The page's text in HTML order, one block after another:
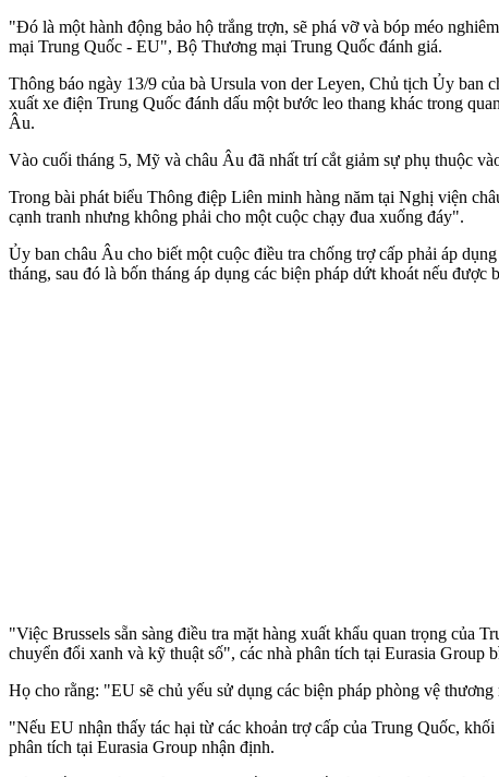
"Đó là một hành động bảo hộ trắng trợn, sẽ phá vỡ và bóp méo
mại Trung Quốc - EU", Bộ Thương mại Trung Quốc đánh giá.
Thông báo ngày 13/9 của bà Ursula von der Leyen, Chủ tịch Ủy ban
xuất xe điện Trung Quốc đánh dấu một bước leo thang khác trong
Âu.
Vào cuối tháng 5, Mỹ và châu Âu đã nhất trí cắt giảm sự phụ thuộc
Trong bài phát biểu Thông điệp Liên minh hàng năm tại Nghị viện
cạnh tranh nhưng không phải cho một cuộc chạy đua xuống đáy".
Ủy ban châu Âu cho biết một cuộc điều tra chống trợ cấp phải áp
tháng, sau đó là bốn tháng áp dụng các biện pháp dứt khoát nếu được
"Việc Brussels sẵn sàng điều tra mặt hàng xuất khẩu quan trọng của
chuyển đổi xanh và kỹ thuật số", các nhà phân tích tại Eurasia Group
Họ cho rằng: "EU sẽ chủ yếu sử dụng các biện pháp phòng vệ
"Nếu EU nhận thấy tác hại từ các khoản trợ cấp của Trung Quốc,
phân tích tại Eurasia Group nhận định.